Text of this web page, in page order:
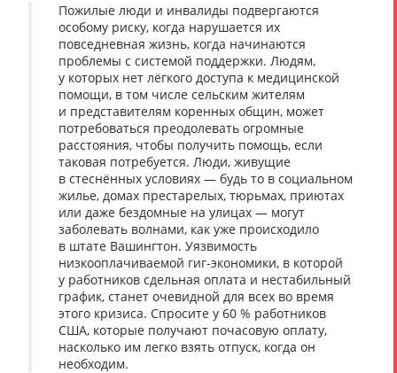
Пожилые люди и инвалиды подвергаются
особому риску, когда нарушается их
повседневная жизнь, когда начинаются
проблемы с системой поддержки. Людям,
у которых нет лёгкого доступа к медицинской
помощи, в том числе сельским жителям
и представителям коренных общин, может
потребоваться преодолевать огромные
расстояния, чтобы получить помощь, если
таковая потребуется. Люди, живущие
в стеснённых условиях — будь то в социальном
жилье, домах престарелых, тюрьмах, приютах
или даже бездомные на улицах — могут
заболевать волнами, как уже происходило
в штате Вашингтон. Уязвимость
низкооплачиваемой гиг-экономики, в которой
у работников сдельная оплата и нестабильный
график, станет очевидной для всех во время
этого кризиса. Спросите у 60 % работников
США, которые получают почасовую оплату,
насколько им легко взять отпуск, когда он
необходим.